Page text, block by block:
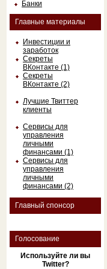
Банки
Главные материалы
Инвестиции и
заработок
Секреты
ВКонтакте (1)
Секреты
ВКонтакте (2)
Лучшие Твиттер
клиенты
Сервисы для
управления
личными
финансами (1)
Сервисы для
управления
личными
финансами (2)
Главный спонсор
Голосование
Используйте ли вы
Twitter?